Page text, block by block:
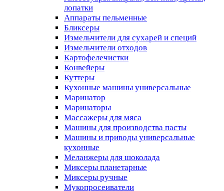
лопатки
Аппараты пельменные
Бликсеры
Измельчители для сухарей и специй
Измельчители отходов
Картофелечистки
Конвейеры
Куттеры
Кухонные машины универсальные
Маринатор
Маринаторы
Массажеры для мяса
Машины для производства пасты
Машины и приводы универсальные
кухонные
Меланжеры для шоколада
Миксеры планетарные
Миксеры ручные
Мукопросеиватели